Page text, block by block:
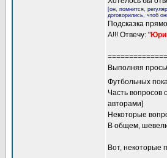
[он, помнится,
договорились, чтоб
Подсказка
А!!! Отвечу: "
Выполняя
Футбольных
Часть вопросов
авторами]
Некоторые
В общем,
Вот, некоторые